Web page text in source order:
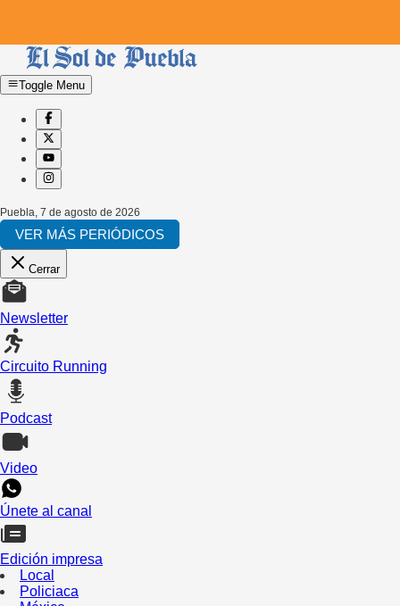
Toggle Menu
Puebla 7 de agosto de 2026
VER MÁS PERIÓDICOS
Cerrar
Newsletter
Circuito Running
Podcast
Video
Únete al canal
Edición impresa
Local
Policiaca